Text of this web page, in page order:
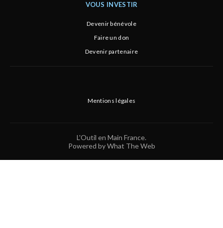
VOUS INVESTIR
Devenir bénévole
Faire un don
Devenir partenaire
Mentions légales
L'Outil en Main France.
Powered by What The Web